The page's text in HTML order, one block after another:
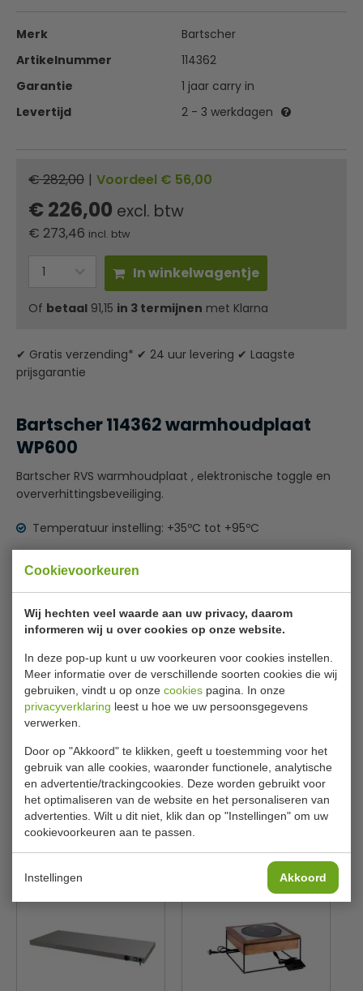
Cookievoorkeuren
Wij hechten veel waarde aan uw privacy, daarom
informeren wij u over cookies op onze website.
In deze pop-up kunt u uw voorkeuren voor cookies instellen.
Meer informatie over de verschillende soorten cookies die wij
gebruiken, vindt u op onze cookies pagina. In onze
privacyverklaring leest u hoe we uw persoonsgegevens
verwerken.
Door op "Akkoord" te klikken, geeft u toestemming voor het
gebruik van alle cookies, waaronder functionele, analytische
en advertentie/trackingcookies. Deze worden gebruikt voor
het optimaliseren van de website en het personaliseren van
advertenties. Wilt u dit niet, klik dan op "Instellingen" om uw
cookievoorkeuren aan te passen.
Instellingen Akkoord
Merk
Bartscher
Artikelnummer
114362
Garantie
1 jaar carry in
Levertijd
2 - 3 werkdagen
€ 282,00 | Voordeel € 56,00
€ 226,00 excl. btw
€ 273,46 incl. btw
In winkelwagentje
Of betaal 91,15 in 3 termijnen met Klarna
✔ Gratis verzending* ✔ 24 uur levering ✔ Laagste
prijsgarantie
Bartscher 114362 warmhoudplaat
WP600
Bartscher RVS warmhoudplaat , elektronische toggle en
oververhittingsbeveiliging.
Temperatuur instelling: +35ºC tot +95ºC
Zeer geschikt voor uw horeca buffet
Specificaties
Model
Warmhoudplaat
Nummer
114362
Vermogen
0.60 kW
Voltage
B x D x H
1000 x 500 x 64 mm
Materiaal
RVS
Gewicht
16 kilo
Is dit iets voor jou?